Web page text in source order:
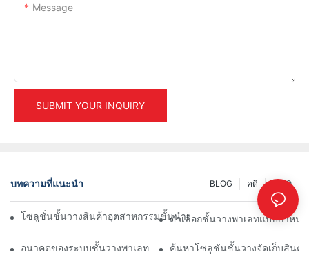
Message
SUBMIT YOUR INQUIRY
บทความที่แนะนำ INFO
คดี
BLOG
โซลูชั่นชั้นวางสินค้าอุตสาหกรรมชั้นนำเพื่อการจัดการคลังสินค้าอย่า
ตัวเลือกชั้นวางพาเลทแบบกำหน
อนาคตของระบบชั้นวางพาเลท: แนวโน้มและนวัตกรรม
ค้นหาโซลูชันชั้นวางจัดเก็บสินค้